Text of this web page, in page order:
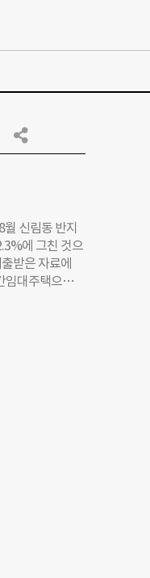
신림동 반지
에 그친 것으
받은 자료에
임대주택으로